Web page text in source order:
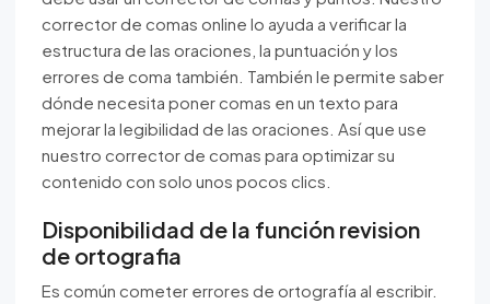
corrector de comas online lo ayuda a verificar la
estructura de las oraciones, la puntuación y los
errores de coma también. También le permite saber
dónde necesita poner comas en un texto para
mejorar la legibilidad de las oraciones. Así que use
nuestro corrector de comas para optimizar su
contenido con solo unos pocos clics.
Disponibilidad de la función revision
de ortografia
Es común cometer errores de ortografía al escribir.